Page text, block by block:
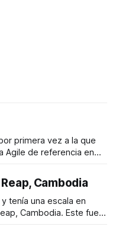
primera vez a la que
Agile de referencia en
La
el primer momento.
Cambodia
tenía una escala en
Cambodia. Este fue